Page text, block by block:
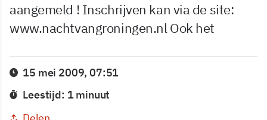
aangemeld ! Inschrijven kan via de site:
www.nachtvangroningen.nl Ook het
15 mei 2009, 07:51
Leestijd: 1 minuut